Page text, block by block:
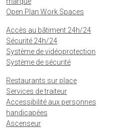
Open Plan Work Spaces
Accès au bâtiment 24h/24
Sécurité 24h/24
Système de vidéoprotection
Système de sécurité
Restaurants sur place
Services de traiteur
Accessibilité aux personnes
handicapées
Ascenseur